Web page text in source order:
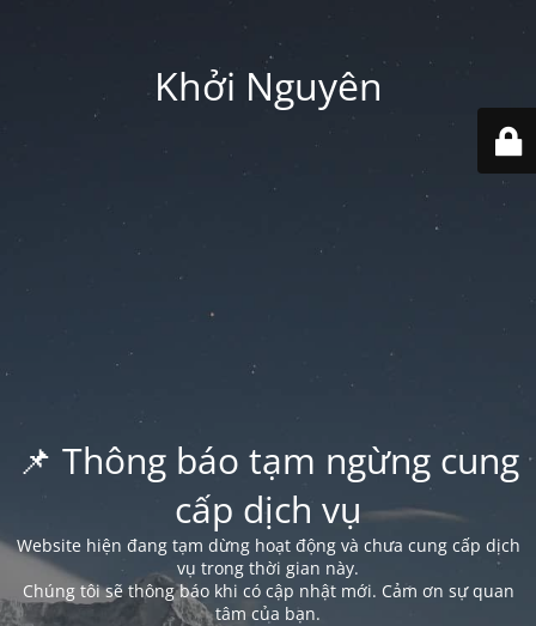
Khởi Nguyên
📌 Thông báo tạm ngừng cung
cấp dịch vụ
Website hiện đang tạm dừng hoạt động và chưa cung cấp dịch
vụ trong thời gian này.
Chúng tôi sẽ thông báo khi có cập nhật mới. Cảm ơn sự quan
tâm của bạn.